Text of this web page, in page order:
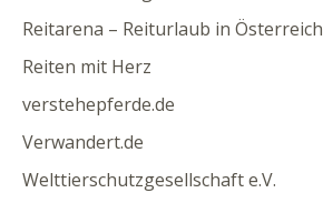
Reitarena – Reiturlaub in Österreich
Reiten mit Herz
verstehepferde.de
Verwandert.de
Welttierschutzgesellschaft e.V.